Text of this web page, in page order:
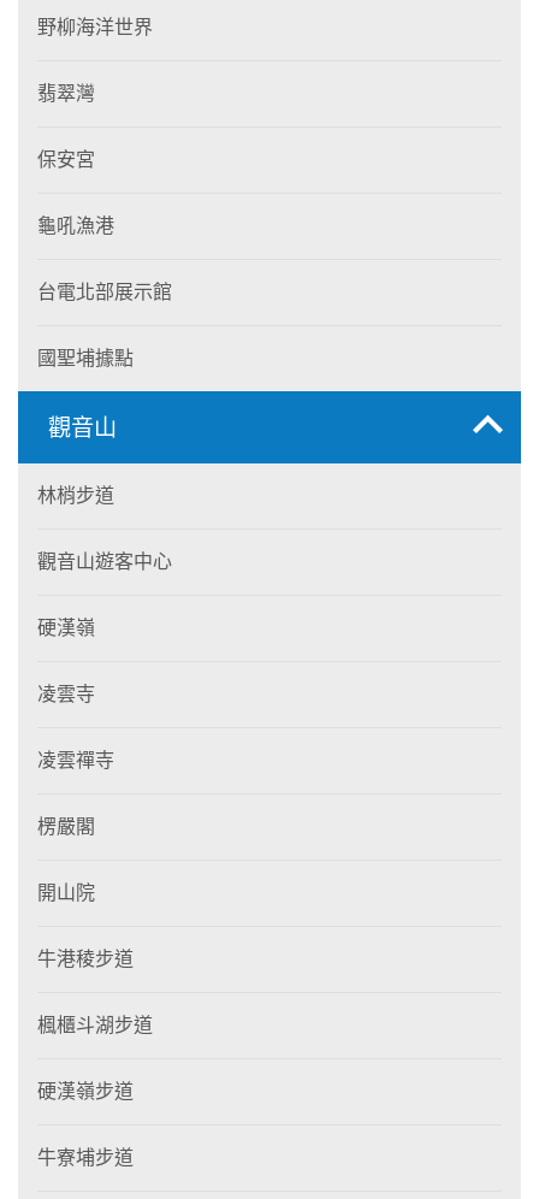
野柳海洋世界
翡翠灣
保安宮
龜吼漁港
台電北部展示館
國聖埔據點
觀音山
林梢步道
觀音山遊客中心
硬漢嶺
凌雲寺
凌雲禪寺
楞嚴閣
開山院
牛港稜步道
楓櫃斗湖步道
硬漢嶺步道
牛寮埔步道